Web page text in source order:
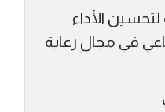
الأداء
في مجال رعاية